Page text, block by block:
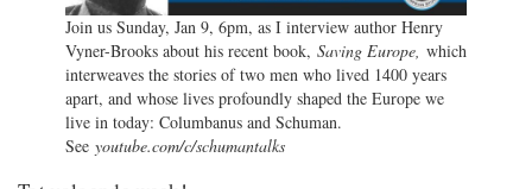
Join us Sunday, Jan 9, 6pm, as I interview author Henry
Vyner-Brooks about his recent book, Saving Europe, which
interweaves the stories of two men who lived 1400 years
apart, and whose lives profoundly shaped the Europe we
live in today: Columbanus and Schuman.
See youtube.com/c/schumantalks